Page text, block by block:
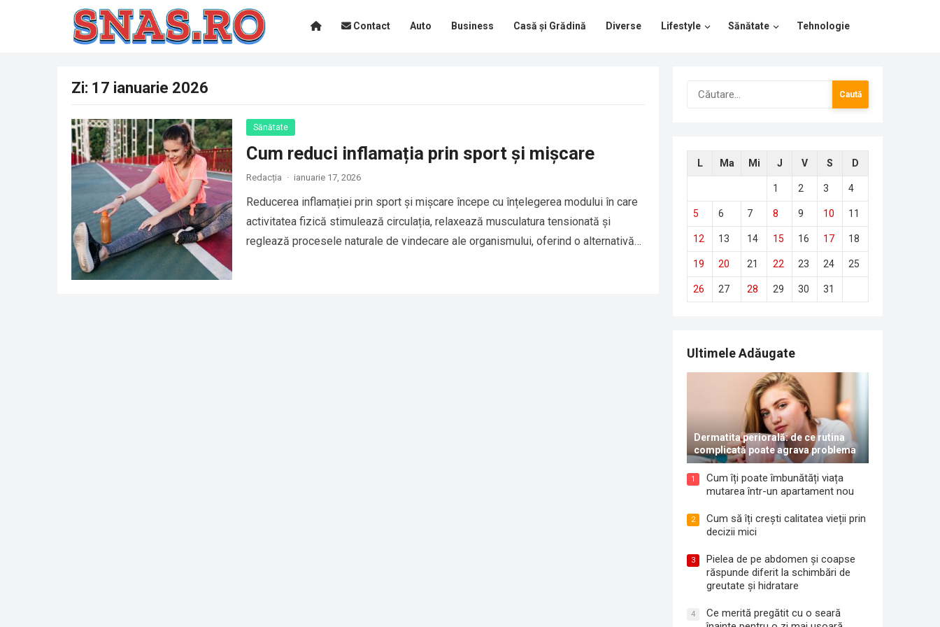
Contact Auto Business Casă și Grădină Diverse Lifestyle Sănătate Tehnologie
Zi: 17 ianuarie 2026
Sănătate
Cum reduci inflamația prin sport și mișcare
Redacția · ianuarie 17, 2026
Reducerea inflamației prin sport și mișcare începe cu înțelegerea modului în care
activitatea fizică stimulează circulația, relaxează musculatura tensionată și
reglează procesele naturale de vindecare ale organismului, oferind o alternativă…
Caută
după:
L Ma Mi J V S D
1 2 3 4
5 6 7 8 9 10 11
12 13 14 15 16 17 18
19 20 21 22 23 24 25
26 27 28 29 30 31
Ultimele Adăugate
Dermatita periorală: de ce rutina
complicată poate agrava problema
1
Cum îți poate îmbunătăți viața
mutarea într-un apartament nou
2
Cum să îți crești calitatea vieții prin
decizii mici
3
Pielea de pe abdomen și coapse
răspunde diferit la schimbări de
greutate și hidratare
4
Ce merită pregătit cu o seară